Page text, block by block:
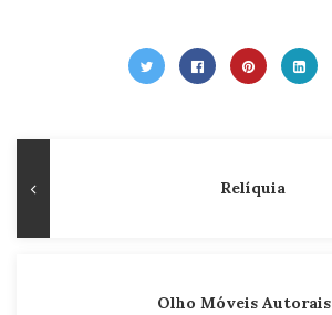
de
Post
Publicação
Relíquia
Olho Móveis Autorais